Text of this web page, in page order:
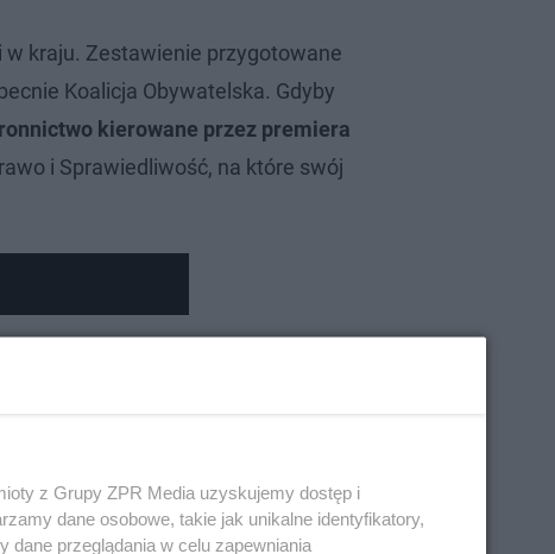
kraju. Zestawienie przygotowane
Koalicja Obywatelska. Gdyby
kierowane przez premiera
i Sprawiedliwość, na które swój
z Grupy ZPR Media uzyskujemy dostęp i
dane osobowe, takie jak unikalne identyfikatory,
dane przeglądania w celu zapewniania